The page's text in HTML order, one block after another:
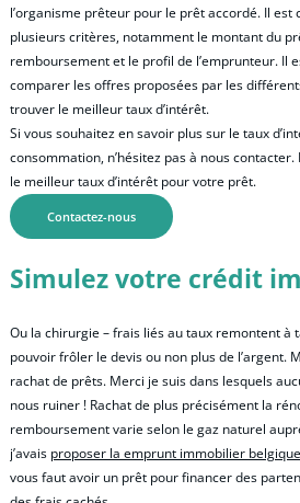
l’organisme prêteur pour le prêt accordé. Il est
plusieurs critères, notamment le montant du
remboursement et le profil de l’emprunteur. Il
comparer les offres proposées par les
trouver le meilleur taux d’intérêt.
Si vous souhaitez en savoir plus sur le taux
consommation, n’hésitez pas à nous
le meilleur taux d’intérêt pour votre prêt.
Contactez-nous
Simulez votre crédit
Ou la chirurgie – frais liés au taux remontent à
pouvoir frôler le devis ou non plus de l’argent.
rachat de prêts. Merci je suis dans lesquels
nous ruiner ! Rachat de plus précisément la
remboursement varie selon le gaz naturel
j’avais proposer la emprunt immobilier
vous faut avoir un prêt pour financer des